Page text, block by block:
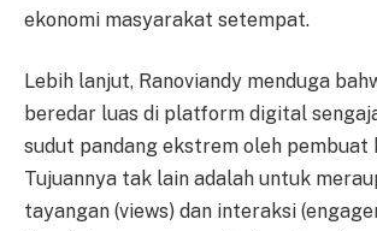
ekonomi masyarakat setempat.
Lebih lanjut, Ranoviandy menduga
beredar luas di platform digital
sudut pandang ekstrem oleh pembuat
Tujuannya tak lain adalah untuk
tayangan (views) dan interaksi